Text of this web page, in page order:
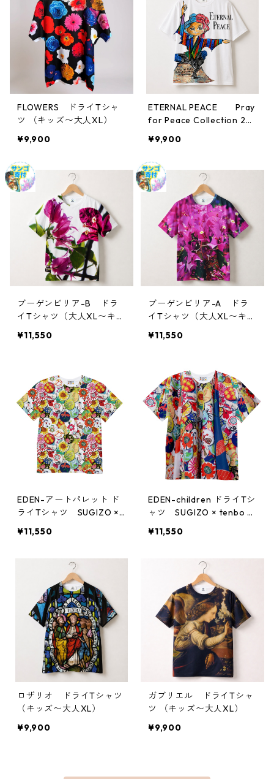
FLOWERS ドライTシャ
ツ （キッズ〜大人XL）
¥9,900
ETERNAL PEACE Pray
for Peace Collection 20
¥9,900
ブーゲンビリア-B ドラ
イTシャツ（大人XL〜キッ
¥11,550
ブーゲンビリア-A ドラ
イTシャツ（大人XL〜キッ
¥11,550
EDEN-アートパレット ド
ライTシャツ SUGIZO × t
¥11,550
EDEN-children ドライTシ
ャツ SUGIZO × tenbo ×
¥11,550
ロザリオ ドライTシャツ
（キッズ〜大人XL）
¥9,900
ガブリエル ドライTシャ
ツ （キッズ〜大人XL）
¥9,900